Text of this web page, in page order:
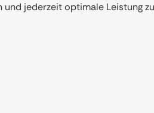
jederzeit optimale Leistung